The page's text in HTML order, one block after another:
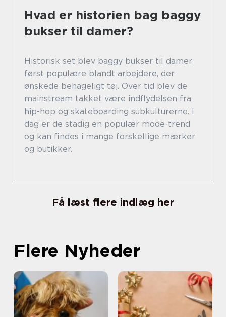
Hvad er historien bag baggy
bukser til damer?
Historisk set blev baggy bukser til damer
først populære blandt arbejdere, der
ønskede behageligt tøj. Over tid blev de
mainstream takket være indflydelsen fra
hip-hop og skateboarding subkulturerne. I
dag er de stadig en populær mode-trend
og kan findes i mange forskellige mærker
og butikker.
Få læst flere indlæg her
Flere Nyheder